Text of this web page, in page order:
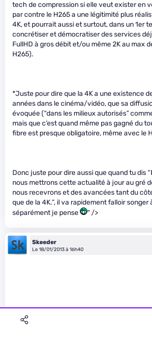
tech de compression si elle veut exister en
par contre le H265 a une légitimité plus
4K, et pourrait aussi et surtout, dans un 1er
concrétiser et démocratiser des services
FullHD à gros débit et/ou même 2K au max
H265).
*Juste pour dire que la 4K a une existence
années dans le cinéma/vidéo, que sa
évoquée (“dans les milieux autorisés”
mais que c’est quand même pas gagné du
fibre est presque obligatoire, même avec le
Donc juste pour dire aussi que quand tu dis
nous mettrons cette actualité à jour au gré
nous recevrons et des avancées tant du
que de la 4K.”, il va rapidement falloir songer
séparément je pense
" />
Skeeder
Le 18/01/2013 à 16h40